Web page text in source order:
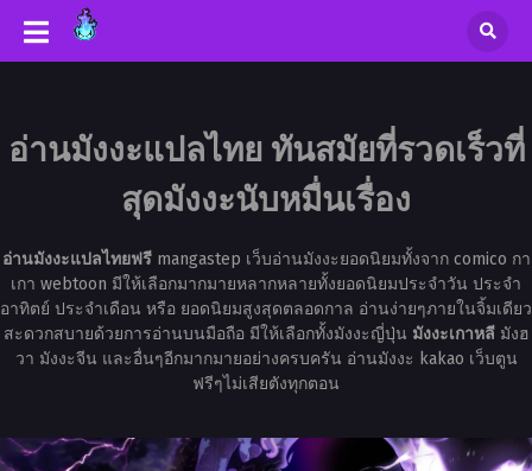
อ่านมังงะแปลไทย ทันสมัยที่รวดเร็วที่
สุดมังงะนับหมื่นเรื่อง
อ่านมังงะแปลไทยฟรีmangastep เว็บอ่านมังงะยอดนิยมทั้งจาก comico กา
เกา webtoon มีให้เลือกมากมายหลากหลายทั้งยอดนิยมประจำวัน ประจำ
อาทิตย์ ประจำเดือน หรือ ยอดนิยมสูงสุดตลอดกาล อ่านง่ายๆภายในจิ้มเดียว
สะดวกสบายด้วยการอ่านบนมือถือ มีให้เลือกทั้งมังงะญี่ปุ่น มังงะเกาหลีมังฮ
วา มังงะจีน และอื่นๆอีกมากมายอย่างครบครัน อ่านมังงะ kakao เว็บตูน
ฟรีๆไม่เสียตังทุกตอน